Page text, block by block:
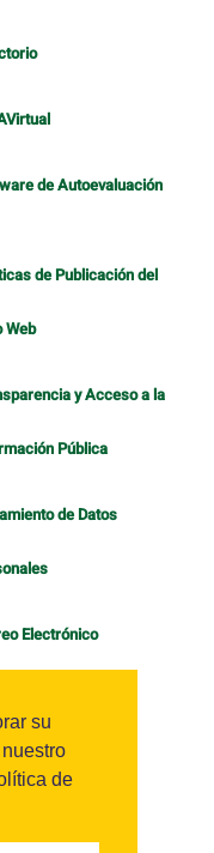
su
de
de Autoevaluación
de Publicación del
Web
y Acceso a la
Pública
de Datos
Electrónico